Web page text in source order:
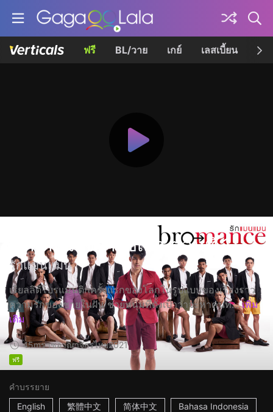
ฟรี BL/วาย เกย์ เลสเบี้ยน เค
สะกดหัวใจว่าใช่เธอ ตอนที่ 1
รักแมนแมน
เรียลลิตีโบรแมนติกครั้งแรกของโลกในรูปแบบของเรื่องราว
ความรักของชายในฝัน ชายหนุ่มที่ตั้งเป้าว่าจะหาคนท... เพิ่ม
เติม
45mราชอาณาจักรไทย2021
ฟรี
คำบรรยาย
English
繁體中文 简体中文 Bahasa Indonesia